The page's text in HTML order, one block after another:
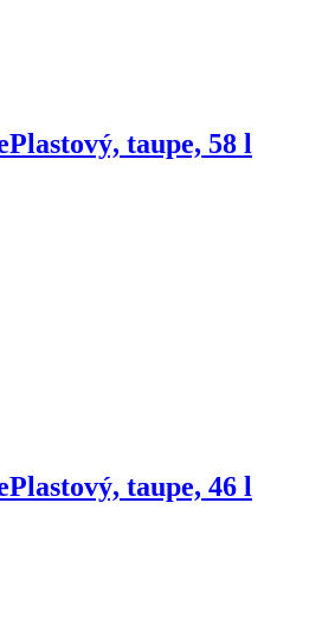
Plastový, taupe, 58 l
Plastový, taupe, 46 l